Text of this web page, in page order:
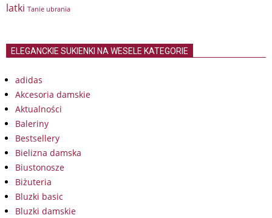
latki Tanie ubrania
ELEGANCKIE SUKIENKI NA WESELE KATEGORIE
adidas
Akcesoria damskie
Aktualności
Baleriny
Bestsellery
Bielizna damska
Biustonosze
Biżuteria
Bluzki basic
Bluzki damskie